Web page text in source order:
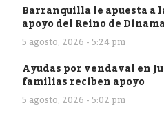
Barranquilla le apuesta a
apoyo del Reino de
5 agosto, 2026 - 5:24 pm
Ayudas por vendaval en
familias reciben apoyo
5 agosto, 2026 - 5:02 pm